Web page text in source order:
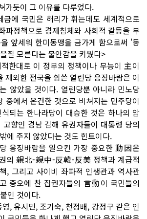
가듯이 그 이유를 다루었다.
금에 국민은 허리가 휘는데도 세계적으로
파정책으로 경제침체와 사회적 갈등을 부
앞세워 한미동맹을 금가게 함으로써 '동
질 모른다는 불안감을 키웠다>
한대로 이 정부의 정책이나 무능이 主이
제외한 전국을 휩쓴 열린당 응징바람은 이
않았을 것이다. 열린당뿐 아니라 민노당
중에서 온건한 것으로 비쳐지는 민주당이
되는 한나라당이 대승한 것은 하나의 암
향인 경남 김해 유권자들이 대통령 당의
에 주지 않았다는 것도 힌트이다.
응징바람을 일으킨 가장 중요한 動因은
의 親北-親中-反韓-反美 정책과 계급적
, 그리고 사이비 좌파적 인생관과 역사관
증오에 찬 집권자들의 言動이 국민들의
인 것이다.
, 유시민, 조기숙, 천정배, 강정구 같은 인